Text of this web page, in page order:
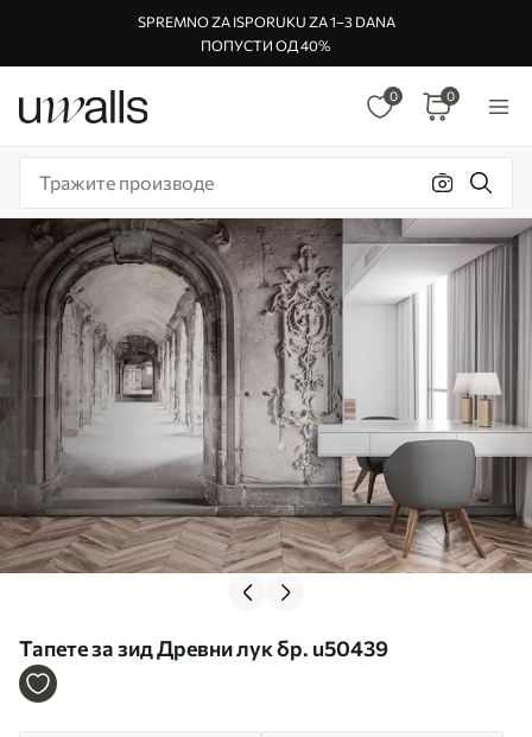
SPREMNO ZA ISPORUKU ZA 1–3 DANA
ПОПУСТИ ОД 40%
0 0
Тапете за зид Древни лук бр. u50439